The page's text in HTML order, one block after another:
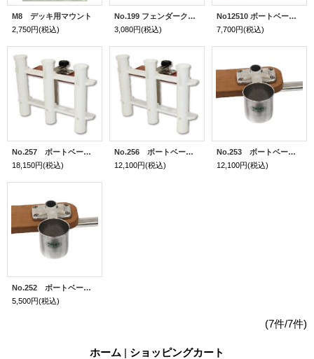
M8 デッキ用マウント
2,750円(税込)
No.199 フェンダークリート
3,080円(税込)
No12510 ボートベース用便利金具
7,700円(税込)
No.257 ボートベース用3連ロッドホルダー&ベースセット
18,150円(税込)
No.256 ボートベース用3連ロッドホルダー
12,100円(税込)
No.253 ボートベース 便利カップ&ベースセット
12,100円(税込)
No.252 ボートベース 便利カップ
5,500円(税込)
(7件/7件)
ホーム | ショッピングカート